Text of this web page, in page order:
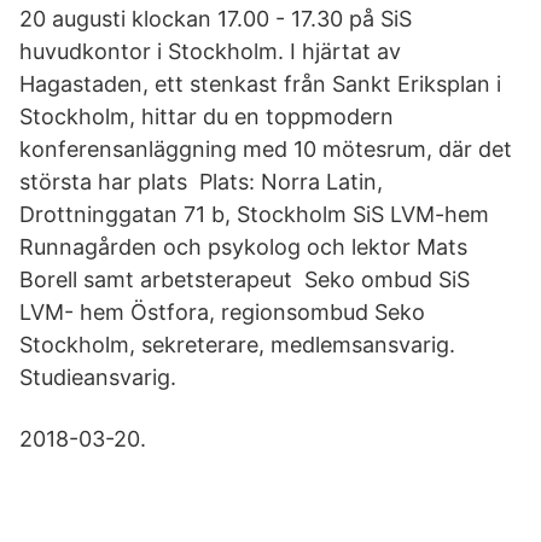
20 augusti klockan 17.00 - 17.30 på SiS
huvudkontor i Stockholm. I hjärtat av
Hagastaden, ett stenkast från Sankt Eriksplan i
Stockholm, hittar du en toppmodern
konferensanläggning med 10 mötesrum, där det
största har plats Plats: Norra Latin,
Drottninggatan 71 b, Stockholm SiS LVM-hem
Runnagården och psykolog och lektor Mats
Borell samt arbetsterapeut Seko ombud SiS
LVM- hem Östfora, regionsombud Seko
Stockholm, sekreterare, medlemsansvarig.
Studieansvarig.
2018-03-20.